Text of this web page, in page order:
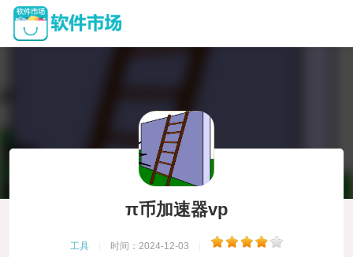
π币加速器vp
工具 时间：2024-12-03